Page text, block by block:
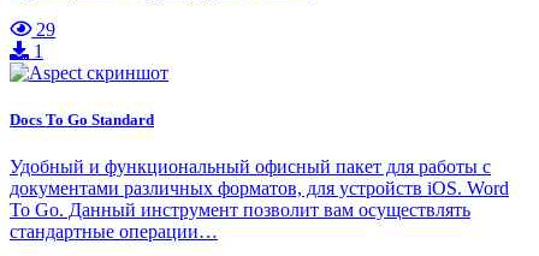
29
1
Docs To Go Standard
Удобный и функциональный офисный пакет для работы с
документами различных форматов, для устройств iOS. Word
To Go. Данный инструмент позволит вам осуществлять
стандартные операции…